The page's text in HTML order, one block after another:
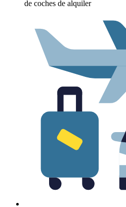
de coches de alquiler